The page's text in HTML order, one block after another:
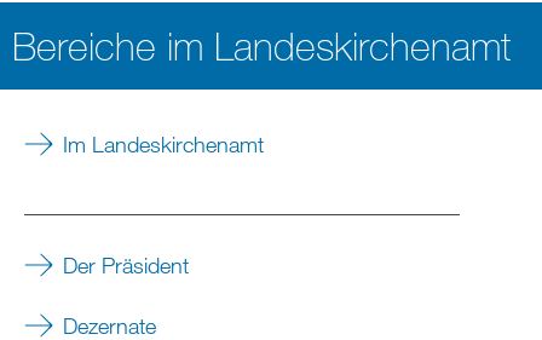
Bereiche im Landeskirchenamt
Im Landeskirchenamt
Der Präsident
Dezernate